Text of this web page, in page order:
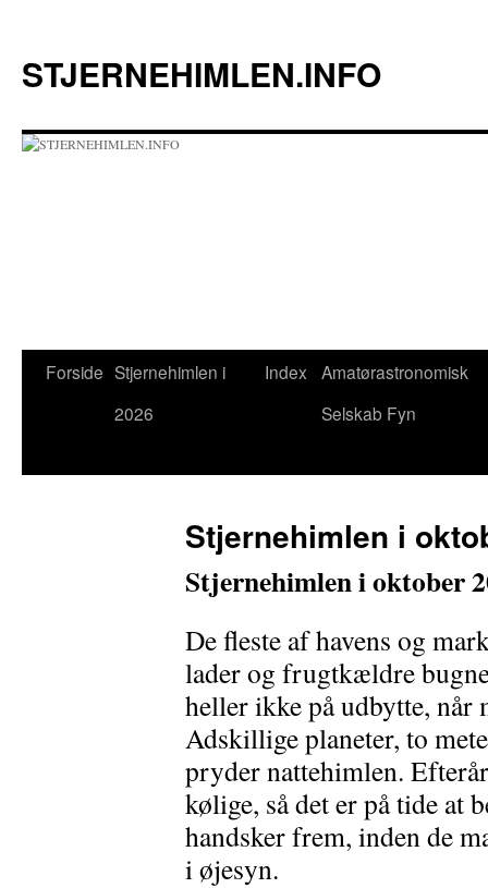
indhold
STJERNEHIMLEN.INFO
Forside Stjernehimlen i
2026
Index
Amatørastronomisk
Selskab Fyn
Stjernehimlen i
Stjernehimlen i oktober
De fleste af havens og
lader og frugtkældre
heller ikke på udbytte,
Adskillige planeter, to
pryder nattehimlen.
kølige, så det er på tide at
handsker frem, inden de
i øjesyn.